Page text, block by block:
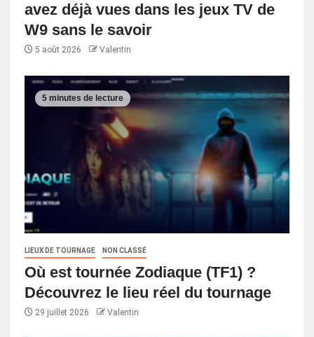
avez déjà vues dans les jeux TV de
W9 sans le savoir
5 août 2026 Valentin
5 minutes de lecture
LIEUX DE TOURNAGE NON CLASSÉ
Où est tournée Zodiaque (TF1) ?
Découvrez le lieu réel du tournage
29 juillet 2026 Valentin